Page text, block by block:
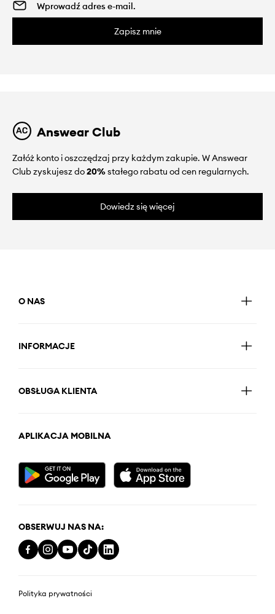
Zapisz mnie
Answear Club
Załóż konto i oszczędzaj przy każdym zakupie. W Answear
Club zyskujesz do20%stałego rabatu od cen regularnych.
Dowiedz się więcej
O NAS
INFORMACJE
OBSŁUGA KLIENTA
APLIKACJA MOBILNA
OBSERWUJ NAS NA:
Polityka prywatności